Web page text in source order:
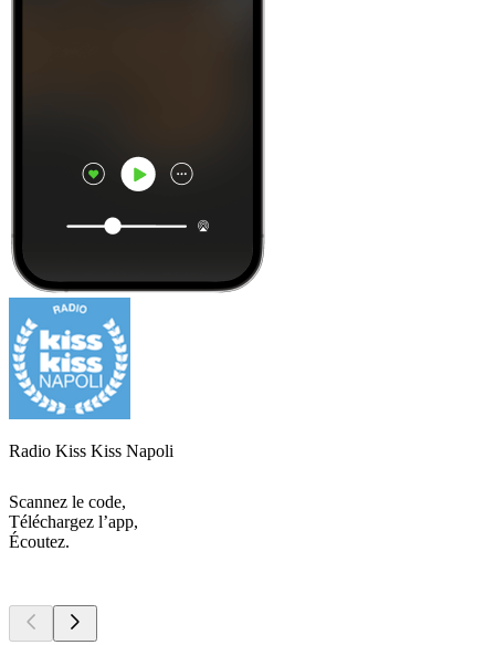
Radio Kiss Kiss Napoli
Scannez le code,
Téléchargez l’app,
Écoutez.